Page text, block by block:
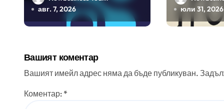
международните
стандарти за
изкуствен интелект в
хотелиерството
авг. 7, 2026
ERP
помощта
юли 31, 2026
Вашият коментар
Вашият имейл адрес няма да бъде публикуван.
Коментар: *